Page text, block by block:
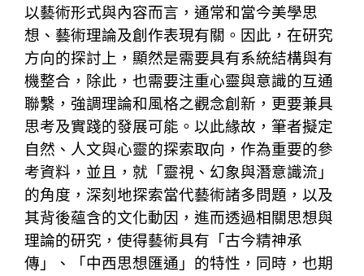
以藝術形式與內容而言，通常和當今美學思
想、藝術理論及創作表現有關。因此，在研究
方向的探討上，顯然是需要具有系統結構與有
機整合，除此，也需要注重心靈與意識的互通
聯繫，強調理論和風格之觀念創新，更要兼具
思考及實踐的發展可能。以此緣故，筆者擬定
自然、人文與心靈的探索取向，作為重要的參
考資料，並且，就「靈視、幻象與潛意識流」
的角度，深刻地探索當代藝術諸多問題，以及
其背後蘊含的文化動因，進而透過相關思想與
理論的研究，使得藝術具有「古今精神承
傳」、「中西思想匯通」的特性，同時，也期